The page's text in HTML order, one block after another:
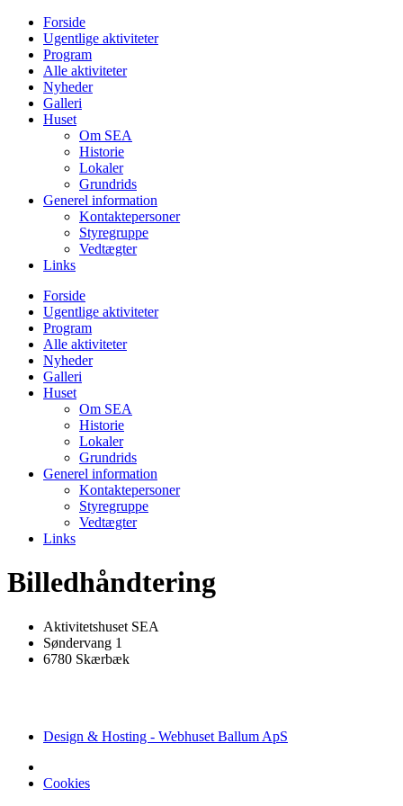
Videre
indhold
Forside
Ugentlige aktiviteter
Program
Alle aktiviteter
Nyheder
Galleri
Huset
Om SEA
Historie
Lokaler
Grundrids
Generel information
Kontaktepersoner
Styregruppe
Vedtægter
Links
Forside
Ugentlige aktiviteter
Program
Alle aktiviteter
Nyheder
Galleri
Huset
Om SEA
Historie
Lokaler
Grundrids
Generel information
Kontaktepersoner
Styregruppe
Vedtægter
Links
Billedhåndtering
Aktivitetshuset SEA
Søndervang 1
6780 Skærbæk
Design & Hosting - Webhuset Ballum ApS
Cookies